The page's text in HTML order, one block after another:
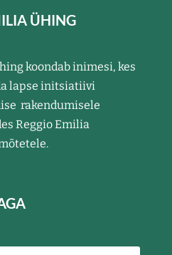
ÜHING
koondab inimesi, kes
lapse initsiatiivi
rakendumisele
Reggio Emilia